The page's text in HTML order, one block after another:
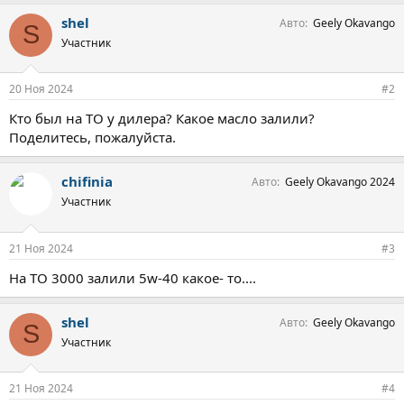
S shel
Участник
Авто Geely Okavango
20 Ноя 2024 #2
Кто был на ТО у дилера? Какое масло залили?
Поделитесь, пожалуйста.
chifinia
Участник
Авто Geely Okavango 2024
21 Ноя 2024 #3
На ТО 3000 залили 5w-40 какое- то....
S shel
Участник
Авто Geely Okavango
21 Ноя 2024 #4